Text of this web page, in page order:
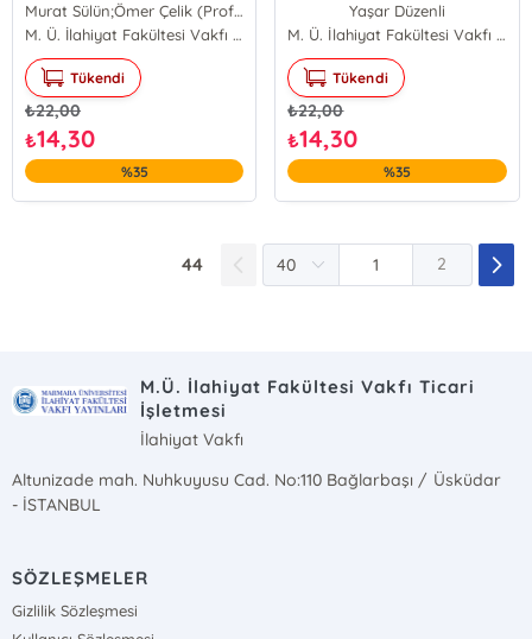
Murat Sülün;Ömer Çelik (Prof. Dr.)
Murat Sülün
Ömer Çelik (Prof. Dr.)
M. Ü. İlahiyat Fakültesi Vakfı Yayınları
Tükendi
₺22,00
₺14,30
%35
Yaşar Düzenli
M. Ü. İlahiyat Fakültesi Vakfı Yayınları
Tükendi
₺22,00
₺14,30
%35
44 2
M.Ü. İlahiyat Fakültesi Vakfı Ticari
İşletmesi
İlahiyat Vakfı
Altunizade mah. Nuhkuyusu Cad. No:110 Bağlarbaşı / Üsküdar
- İSTANBUL
SÖZLEŞMELER
Gizlilik Sözleşmesi